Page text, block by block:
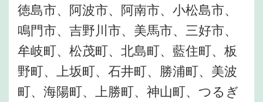
徳島市、阿波市、阿南市、小松島市、
鳴門市、吉野川市、美馬市、三好市、
牟岐町、松茂町、北島町、藍住町、板
野町、上坂町、石井町、勝浦町、美波
町、海陽町、上勝町、神山町、つるぎ